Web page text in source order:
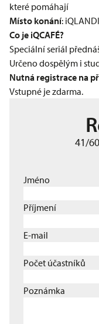
které pomáhají
Místo konání:
Co je iQCAFÉ?
Speciální seriál
Určeno dospělým i
Nutná registrace na
Vstupné je zdarma.
41/
Jméno
Příjmení
E-mail
Počet účastníků
Poznámka